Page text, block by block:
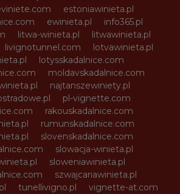
estoniawinieta.pl
ewinieta.pl
info365.pl
litwa-winieta.pl
litwawinieta.pl
livignotunnel.com
lotvawinieta.pl
lotysskadalnice.com
moldavskadalnice.com
najtanszewiniety.pl
pl-vignette.com
rakouskadalnice.com
rumunskadalnice.com
slovenskadalnice.com
slowacja-winieta.pl
sloweniawinieta.pl
szwajcariawinieta.pl
tunellivigno.pl
vignette-at.com